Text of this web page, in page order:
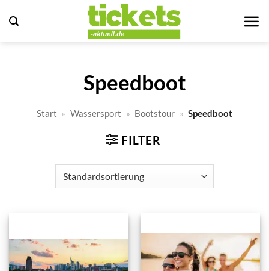
Inhalt
Speedboot
Start » Wassersport » Bootstour » Speedboot
FILTER